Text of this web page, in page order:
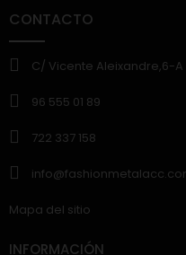
CONTACTO
C/ Vicente Aleixandre,6-
96 555 01 89
722 337 158
Mapa del sitio
INFORMACIÓN